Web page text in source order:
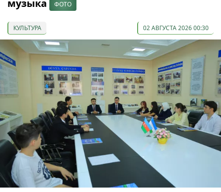
музыка
ФОТО
КУЛЬТУРА 02 АВГУСТА 2026 00:30